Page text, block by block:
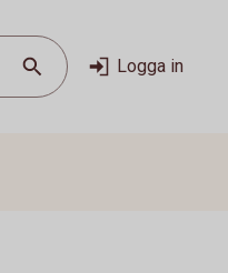
Logga in